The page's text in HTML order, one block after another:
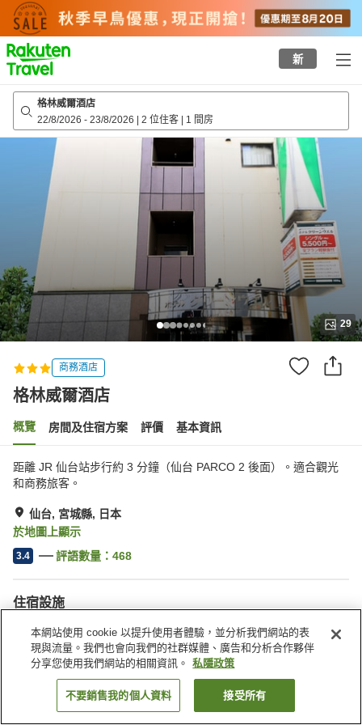
to
top
page
新
格林威爾酒店
22/8/2026 - 23/8/2026 | 2 位住客 | 1 間房
29
商務酒店
格林威爾酒店
概覽 房間及住宿方案 評價 基本資訊
距離 JR 仙台站步行約 3 分鐘（仙台 PARCO 2 後面）。適合觀光
和商務旅客。
仙台, 宮城縣, 日本
於地圖上顯示
3.4 評語數量： 468
住宿設施
停車場
水療/美容院
自動販賣機
送遞服務
找客房
本網站使用 cookie 以提升使用者體驗，並分析我們網站的表
現與流量。我們也會向我們的社群媒體、廣告和分析合作夥伴
分享您使用我們網站的相關資訊。
私隱政策
不要銷售我的個人資料 接受所有